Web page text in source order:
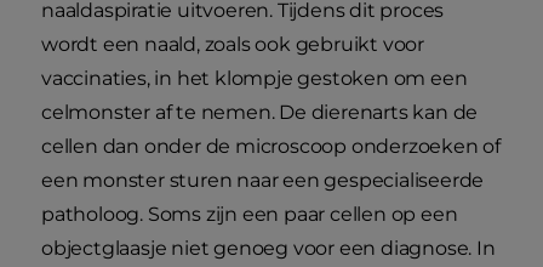
naaldaspiratie uitvoeren. Tijdens dit proces
wordt een naald, zoals ook gebruikt voor
vaccinaties, in het klompje gestoken om een
celmonster af te nemen. De dierenarts kan de
cellen dan onder de microscoop onderzoeken of
een monster sturen naar een gespecialiseerde
patholoog. Soms zijn een paar cellen op een
objectglaasje niet genoeg voor een diagnose. In